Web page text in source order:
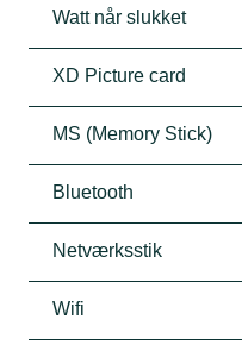
Watt når slukket
XD Picture card
MS (Memory Stick)
Bluetooth
Netværksstik
Wifi